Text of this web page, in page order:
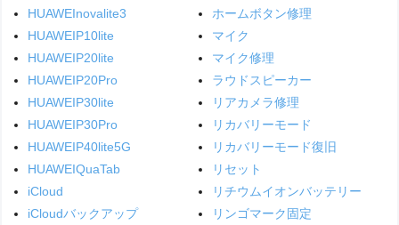
HUAWEInovalite3
HUAWEIP10lite
HUAWEIP20lite
HUAWEIP20Pro
HUAWEIP30lite
HUAWEIP30Pro
HUAWEIP40lite5G
HUAWEIQuaTab
iCloud
iCloudバックアップ
ホームボタン修理
マイク
マイク修理
ラウドスピーカー
リアカメラ修理
リカバリーモード
リカバリーモード復旧
リセット
リチウムイオンバッテリー
リンゴマーク固定